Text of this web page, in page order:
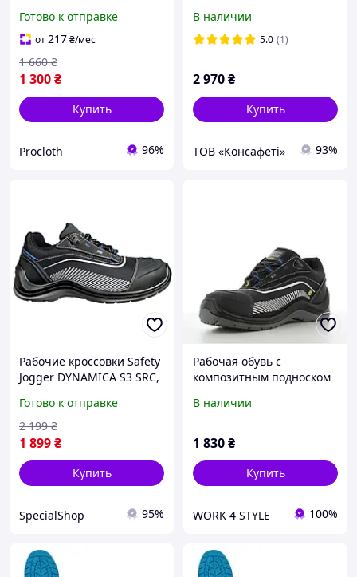
Flex вставка
Готово к отправке
от217₴/мес
1 300₴
1 660 ₴
Купить
Procloth 96%
В наличии
5.0 (1)
2 970₴
Купить
ТОВ «Консафеті» 93%
Рабочие кроссовки Safety
Jogger DYNAMICA S3 SRC,
Flex вставка
Готово к отправке
1 899₴
2 199 ₴
Купить
SpecialShop 95%
Рабочая обувь с
композитным подноском
подошвой Dynamica
В наличии
1 830₴
Купить
WORK 4 STYLE 100%